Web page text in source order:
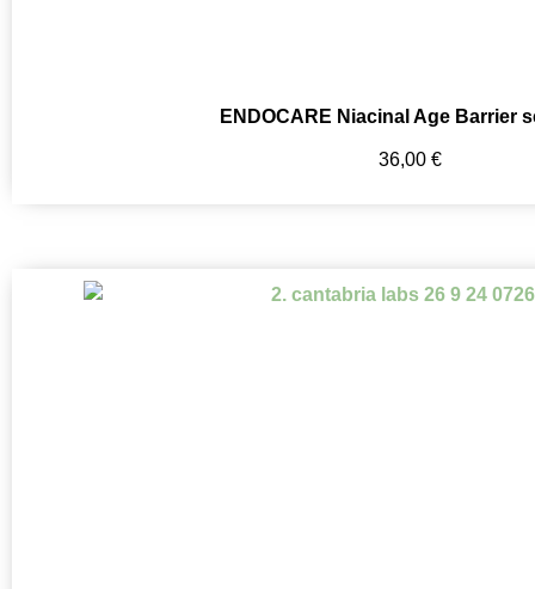
ENDOCARE Niacinal Age Barrier
36,00 €